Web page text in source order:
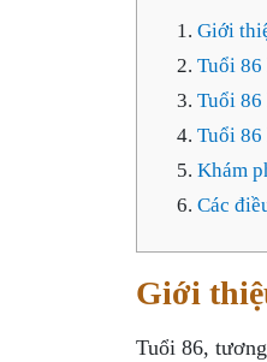
Giới
Tuổi 86
Tuổi 86
Tuổi 86
Khám
Các
Giới
Tuổi 86,